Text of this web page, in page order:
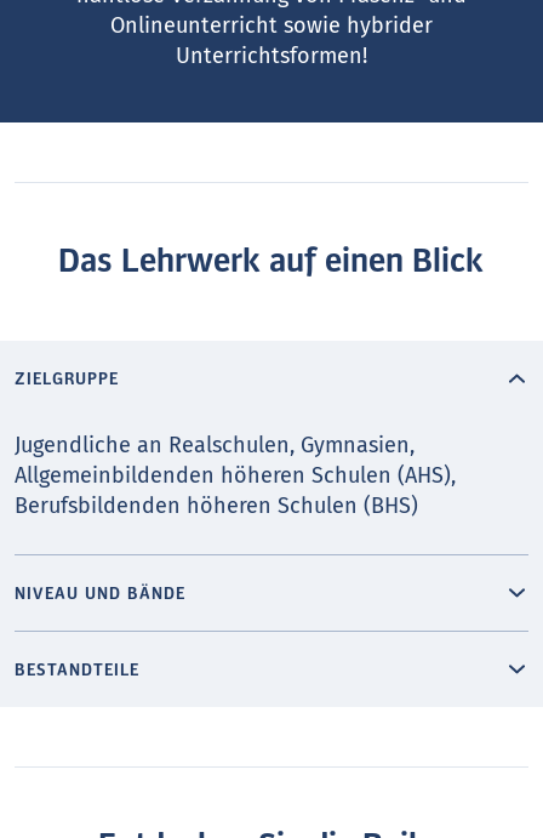
Onlineunterricht sowie hybrider
Unterrichtsformen!
Das Lehrwerk auf einen Blick
ZIELGRUPPE
Jugendliche an Realschulen, Gymnasien,
Allgemeinbildenden höheren Schulen (AHS),
Berufsbildenden höheren Schulen (BHS)
NIVEAU UND BÄNDE
BESTANDTEILE